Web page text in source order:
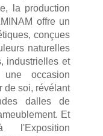
la production
offre un
conçues
naturelles
industrielles et
une occasion
de soi, révélant
dalles de
Et
l'Exposition